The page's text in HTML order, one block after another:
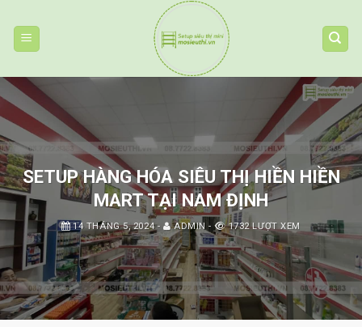
content
SETUP HÀNG HÓA SIÊU THỊ HIỀN HIỀN
MART TẠI NAM ĐỊNH
14 THÁNG 5, 2024- ADMIN - 1732 LƯỢT XEM